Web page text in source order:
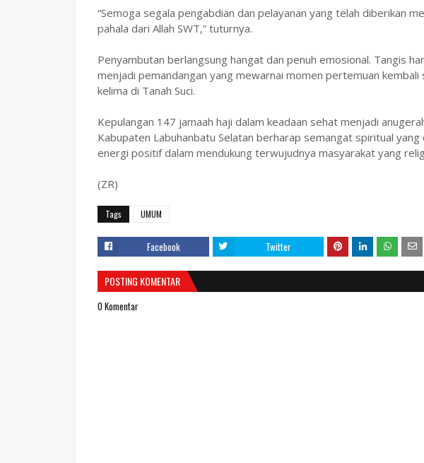
‎“Semoga segala pengabdian dan pelayanan yang telah diberikan
pahala dari Allah SWT,” tuturnya.
‎Penyambutan berlangsung hangat dan penuh emosional. Tangis
menjadi pemandangan yang mewarnai momen pertemuan kembali
kelima di Tanah Suci.
‎Kepulangan 147 jamaah haji dalam keadaan sehat menjadi
Kabupaten Labuhanbatu Selatan berharap semangat spiritual
energi positif dalam mendukung terwujudnya masyarakat yang
(ZR)
Tags UMUM
Facebook Twitter
POSTING KOMENTAR
0 Komentar